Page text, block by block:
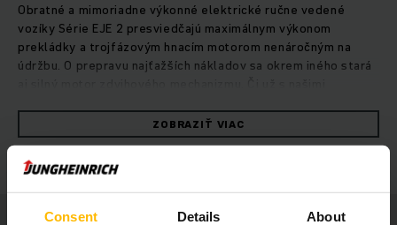
Consent Details About
Obratné a mimoriadne výkonné elektrické ručne vedené
vozíky Série EJE 2 presviedčajú maximálnym výkonom
prekládky a trojfázovým hnacím motorom nenáročným na
údržbu. O prepravu najťažších nákladov sa okrem iného stará
lítiovo-iónovou technológiou, ako aj dokonale zosúladeným
energetickým manažmentom, vozíky EJE 2 dosahujú aj pri
maximálnom zaťažení bez problémov svoju maximálnu
rýchlosť.Mimoriadne dôležité pri ťažkých bremenách:
bezpečnosť je v prípade vozíkov EJE 2 mimoriadne dôležitá.
Napríklad dostatočnú vzdialenosť medzi vozíkom a obsluhou
ZOBRAZIŤ VIAC